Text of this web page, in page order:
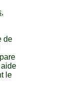
,
de
aide
le